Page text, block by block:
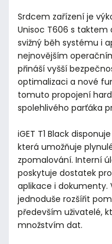
Srdcem zařízení je
Unisoc T606 s taktem
svižný běh systému i
nejnovějším
přináší vyšší
optimalizaci a nové
tomuto propojení
spolehlivého parťáka
iGET T1 Black
která umožňuje
zpomalování. Interní
poskytuje dostatek
aplikace i
jednoduše rozšířit
především uživatelé,
množstvím dat.